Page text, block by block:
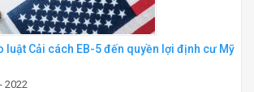
luật Cải cách EB-5 đến quyền lợi định cư Mỹ
2022